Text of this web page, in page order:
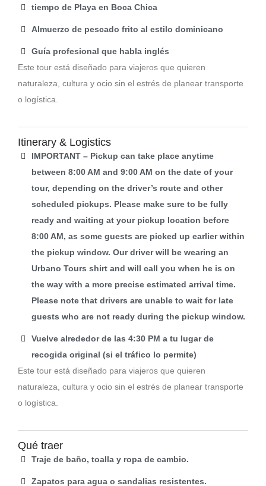
tiempo de Playa en Boca Chica
Almuerzo de pescado frito al estilo dominicano
Guía profesional que habla inglés
Este tour está diseñado para viajeros que quieren
naturaleza, cultura y ocio sin el estrés de planear transporte
o logística.
Itinerary & Logistics
IMPORTANT – Pickup can take place anytime
between 8:00 AM and 9:00 AM on the date of your
tour, depending on the driver’s route and other
scheduled pickups. Please make sure to be fully
ready and waiting at your pickup location before
8:00 AM, as some guests are picked up earlier within
the pickup window. Our driver will be wearing an
Urbano Tours shirt and will call you when he is on
the way with a more precise estimated arrival time.
Please note that drivers are unable to wait for late
guests who are not ready during the pickup window.
Vuelve alrededor de las 4:30 PM a tu lugar de
recogida original (si el tráfico lo permite)
Este tour está diseñado para viajeros que quieren
naturaleza, cultura y ocio sin el estrés de planear transporte
o logística.
Qué traer
Traje de baño, toalla y ropa de cambio.
Zapatos para agua o sandalias resistentes.